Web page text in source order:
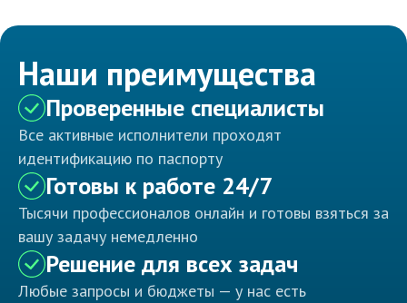
Наши преимущества
Проверенные специалисты
Все активные исполнители проходят
идентификацию по паспорту
Готовы к работе 24/7
Тысячи профессионалов онлайн и готовы взяться за
вашу задачу немедленно
Решение для всех задач
Любые запросы и бюджеты — у нас есть